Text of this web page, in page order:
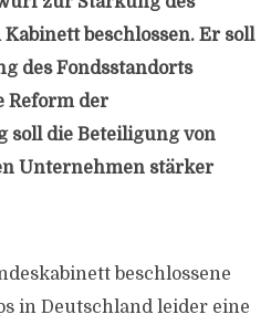
beschlossen. Er soll
des Fondsstandorts
Reform der
soll die Beteiligung von
Unternehmen stärker
beschlossene
in Deutschland leider eine